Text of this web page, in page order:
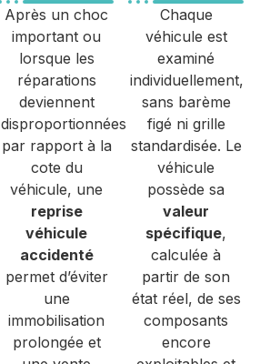
Après un choc
important ou
lorsque les
réparations
deviennent
disproportionnées
par rapport à la
cote du
véhicule, une
reprise
véhicule
accidenté
permet d’éviter
une
immobilisation
prolongée et
Chaque
véhicule est
examiné
individuellement,
sans barème
figé ni grille
standardisée. Le
véhicule
possède sa
valeur
spécifique,
calculée à
partir de son
état réel, de ses
composants
encore